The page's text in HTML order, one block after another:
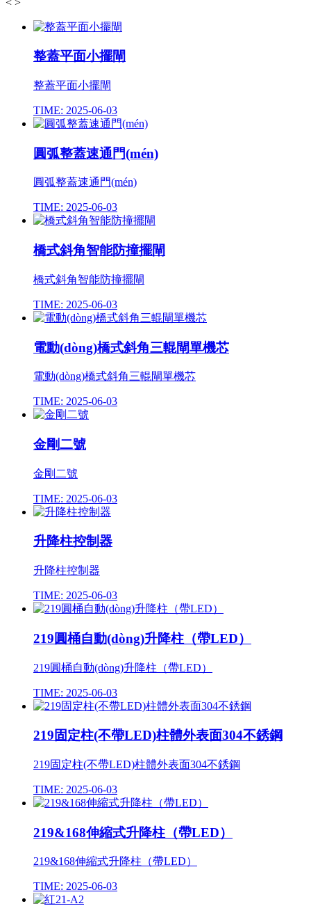
整蓋平面小擺閘
整蓋平面小擺閘
TIME: 2025-06-03
圓弧整蓋速通門(mén)
圓弧整蓋速通門(mén)
TIME: 2025-06-03
橋式斜角智能防撞擺閘
橋式斜角智能防撞擺閘
TIME: 2025-06-03
電動(dòng)橋式斜角三輥閘單機芯
電動(dòng)橋式斜角三輥閘單機芯
TIME: 2025-06-03
金剛二號
金剛二號
TIME: 2025-06-03
升降柱控制器
升降柱控制器
TIME: 2025-06-03
219圓桶自動(dòng)升降柱（帶LED）
219圓桶自動(dòng)升降柱（帶LED）
TIME: 2025-06-03
219固定柱(不帶LED)柱體外表面304不銹鋼
219固定柱(不帶LED)柱體外表面304不銹鋼
TIME: 2025-06-03
219&168伸縮式升降柱（帶LED）
219&168伸縮式升降柱（帶LED）
TIME: 2025-06-03